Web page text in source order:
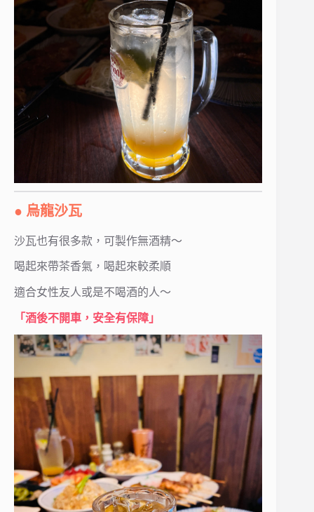
● 烏龍沙瓦
沙瓦也有很多款，可製作無酒精～
喝起來帶茶香氣，喝起來較柔順
適合女性友人或是不喝酒的人～
「酒後不開車，安全有保障」